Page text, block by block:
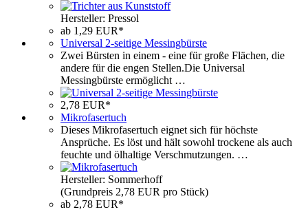
Hersteller: Pressol
ab 1,29 EUR*
Universal 2-seitige Messingbürste
Zwei Bürsten in einem - eine für große Flächen, die
andere für die engen Stellen.Die Universal
Messingbürste ermöglicht …
2,78 EUR*
Mikrofasertuch
Dieses Mikrofasertuch eignet sich für höchste
Ansprüche. Es löst und hält sowohl trockene als auch
feuchte und ölhaltige Verschmutzungen. …
Hersteller: Sommerhoff
(Grundpreis 2,78 EUR pro Stück)
ab 2,78 EUR*